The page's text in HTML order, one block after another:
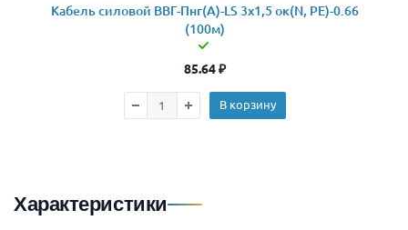
Кабель силовой ВВГ-Пнг(А)-LS 3x1,5 ок(N, PE)-0.66
(100м)
85.64₽
В корзину
Характеристики